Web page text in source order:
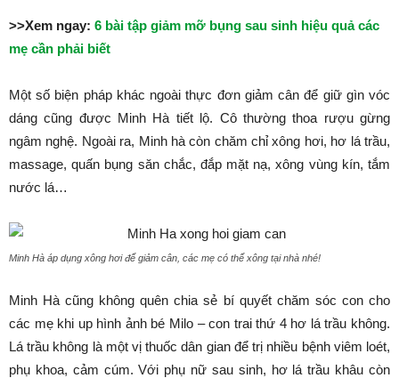
>>Xem ngay: 6 bài tập giảm mỡ bụng sau sinh hiệu quả các
mẹ cần phải biết
Một số biện pháp khác ngoài thực đơn giảm cân để giữ gìn vóc
dáng cũng được Minh Hà tiết lộ. Cô thường thoa rượu gừng
ngâm nghệ. Ngoài ra, Minh hà còn chăm chỉ xông hơi, hơ lá trầu,
massage, quấn bụng săn chắc, đắp mặt nạ, xông vùng kín, tắm
nước lá…
Minh Hà áp dụng xông hơi để giảm cân, các mẹ có thể xông tại nhà nhé!
Minh Hà cũng không quên chia sẻ bí quyết chăm sóc con cho
các mẹ khi up hình ảnh bé Milo – con trai thứ 4 hơ lá trầu không.
Lá trầu không là một vị thuốc dân gian để trị nhiều bệnh viêm loét,
phụ khoa, cảm cúm. Với phụ nữ sau sinh, hơ lá trầu khâu còn